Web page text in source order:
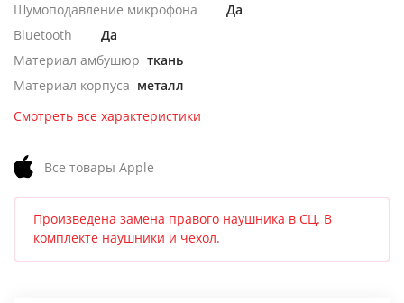
Шумоподавление микрофона
Да
Bluetooth
Да
Материал амбушюр ткань
Материал корпуса металл
Смотреть все характеристики
Все товары Apple
Произведена замена правого наушника в СЦ. В
комплекте наушники и чехол.